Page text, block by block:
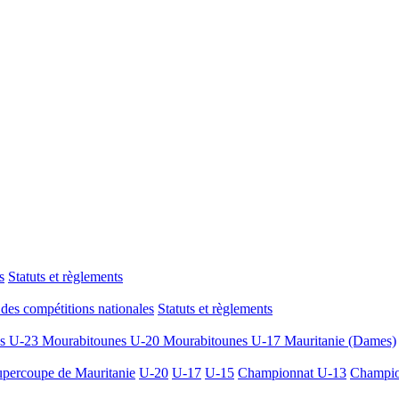
Statuts et règlements
compétitions nationales Statuts et règlements
U-23 Mourabitounes U-20 Mourabitounes U-17 Mauritanie (Dames)
de Mauritanie U-20 U-17 U-15 Championnat U-13